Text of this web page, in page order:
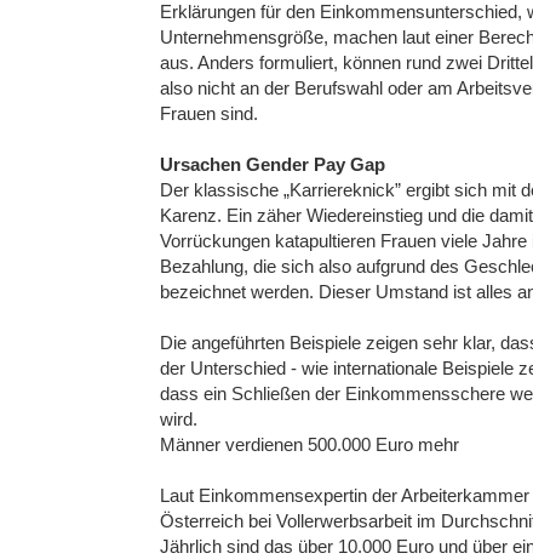
Erklärungen für den
Unternehmensgröße, machen laut einer
aus. Anders formuliert, können rund zwei
also nicht an der Berufswahl oder am
Frauen sind.
Ursachen Gender Pay Gap
Der klassische „Karriereknick” ergibt sich mit
Karenz. Ein zäher Wiedereinstieg und die
Vorrückungen katapultieren Frauen viele
Bezahlung, die sich also aufgrund des
bezeichnet werden. Dieser Umstand ist alles
Die angeführten Beispiele zeigen sehr klar,
der Unterschied - wie internationale Beispiele
dass ein Schließen der Einkommensschere
wird.
Männer verdienen 500.000 Euro mehr
Laut Einkommensexpertin der
Österreich bei Vollerwerbsarbeit im
Jährlich sind das über 10.000 Euro und über